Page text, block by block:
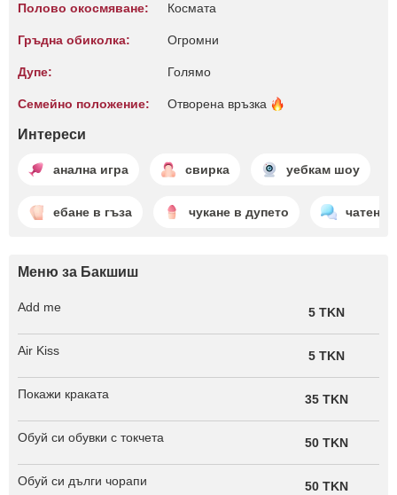
Полово окосмяване: Космата
Гръдна обиколка: Огромни
Дупе: Голямо
Семейно положение: Отворена връзка
Интереси
анална игра свирка уебкам шоу
ебане в гъза чукане в дупето чатене
Меню за Бакшиш
Add me 5 TKN
Air Kiss 5 TKN
Покажи краката 35 TKN
Обуй си обувки с токчета 50 TKN
Обуй си дълги чорапи 50 TKN